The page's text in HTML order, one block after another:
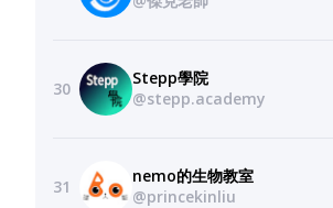
30
Stepp學院
@stepp.academy
31
nemo的生物教室
@princekinliu